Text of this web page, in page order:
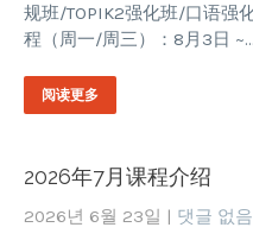
规班/TOPIK2强化班/口语强
程（周一/周三）：8月3日 ~…
阅读更多
2026年7月课程介绍
2026년 6월 23일 | 댓글 없음